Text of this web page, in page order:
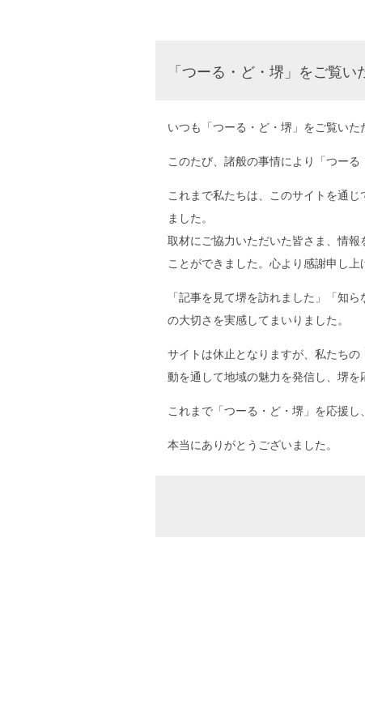
「つーる・ど・堺」をご覧
いつも「つーる・ど・堺」をご覧いた
このたび、諸般の事情により「つー
これまで私たちは、このサイトを通
ました。
取材にご協力いただいた皆さま、情
ことができました。心より感謝申し上
「記事を見て堺を訪れました」「知
の大切さを実感してまいりました。
サイトは休止となりますが、私たち
動を通して地域の魅力を発信し、堺を
これまで「つーる・ど・堺」を応援
本当にありがとうございました。